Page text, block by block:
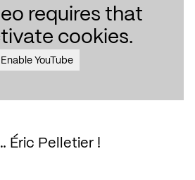
requires that
cookies.
Enable YouTube
Éric Pelletier !